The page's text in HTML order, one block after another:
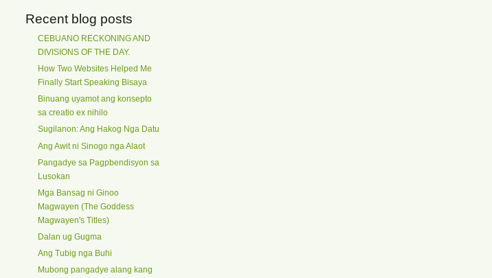
Recent blog posts
CEBUANO RECKONING AND
DIVISIONS OF THE DAY.
How Two Websites Helped Me
Finally Start Speaking Bisaya
Binuang uyamot ang konsepto
sa creatio ex nihilo
Sugilanon: Ang Hakog Nga Datu
Ang Awit ni Sinogo nga Alaot
Pangadye sa Pagpbendisyon sa
Lusokan
Mga Bansag ni Ginoo
Magwayen (The Goddess
Magwayen's Titles)
Dalan ug Gugma
Ang Tubig nga Buhi
Mubong pangadye alang kang